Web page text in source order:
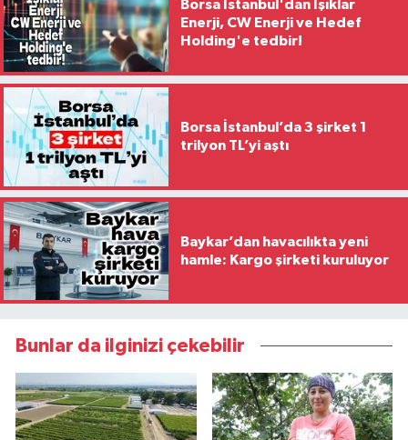
Borsa İstanbul'dan Işıklar
Enerji, CW Enerji ve Hedef
Holding'e tedbir!
Borsa İstanbul’da 3 şirket 1
trilyon TL’yi aştı
Baykar’dan havacılıkta yeni
hamle: Kargo şirketi kuruluyor
Bunlar da ilginizi çekebilir